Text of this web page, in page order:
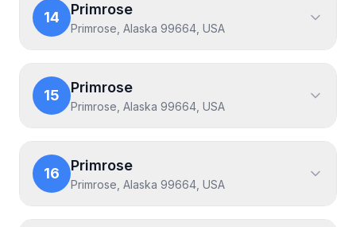
14 Primrose
Primrose, Alaska 99664, USA
15 Primrose
Primrose, Alaska 99664, USA
16 Primrose
Primrose, Alaska 99664, USA